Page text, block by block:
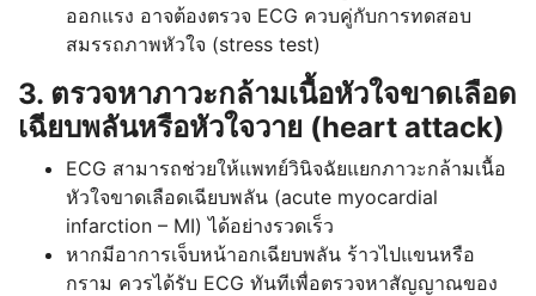
ออกแรง อาจต้องตรวจ ECG ควบคู่กับการทดสอบ
สมรรถภาพหัวใจ (stress test)
3. ตรวจหาภาวะกล้ามเนื้อหัวใจขาดเลือด
เฉียบพลันหรือหัวใจวาย (heart attack)
ECG สามารถช่วยให้แพทย์วินิจฉัยแยกภาวะกล้ามเนื้อ
หัวใจขาดเลือดเฉียบพลัน (acute myocardial
infarction – MI) ได้อย่างรวดเร็ว
หากมีอาการเจ็บหน้าอกเฉียบพลัน ร้าวไปแขนหรือ
กราม ควรได้รับ ECG ทันทีเพื่อตรวจหาสัญญาณของ